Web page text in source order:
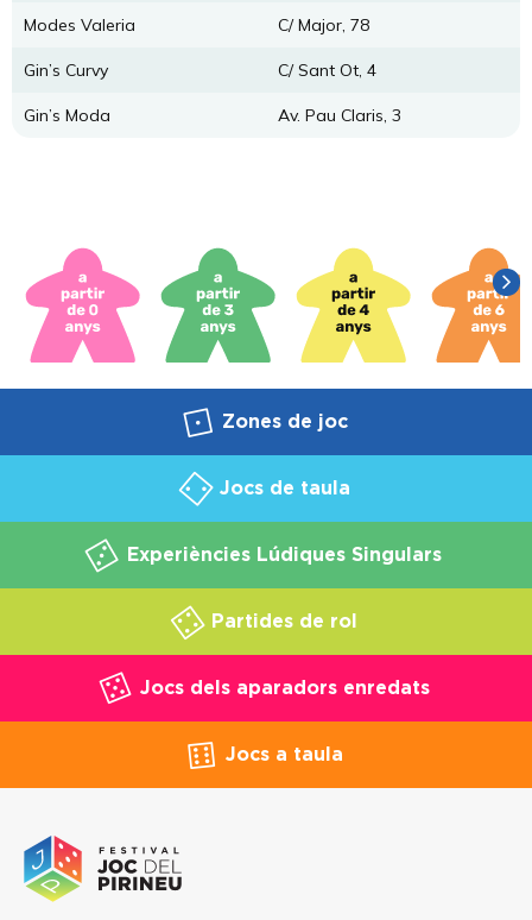
Modes Valeria C/ Major, 78
Gin’s Curvy C/ Sant Ot, 4
Gin’s Moda Av. Pau Claris, 3
Zones de joc
Jocs de taula
Experiències Lúdiques Singulars
Partides de rol
Jocs dels aparadors enredats
Jocs a taula